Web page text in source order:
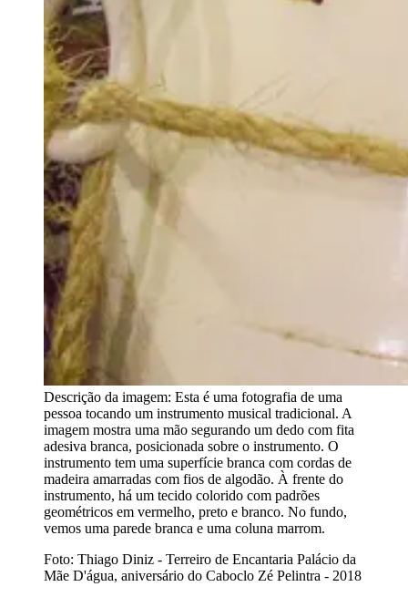
Descrição da imagem: Esta é uma fotografia de uma
pessoa tocando um instrumento musical tradicional. A
imagem mostra uma mão segurando um dedo com fita
adesiva branca, posicionada sobre o instrumento. O
instrumento tem uma superfície branca com cordas de
madeira amarradas com fios de algodão. À frente do
instrumento, há um tecido colorido com padrões
geométricos em vermelho, preto e branco. No fundo,
vemos uma parede branca e uma coluna marrom.
Foto: Thiago Diniz - Terreiro de Encantaria Palácio da
Mãe D'água, aniversário do Caboclo Zé Pelintra - 2018